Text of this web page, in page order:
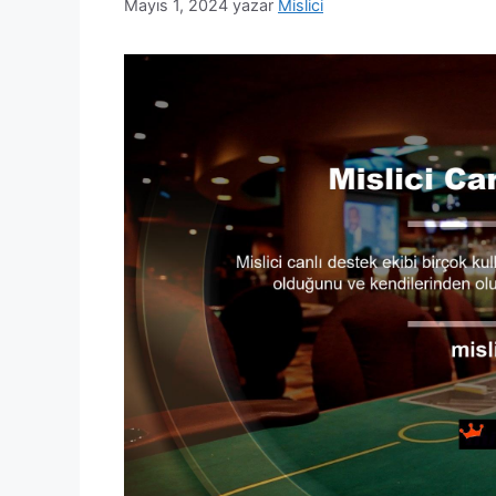
Mayıs 1, 2024 yazar Mislici